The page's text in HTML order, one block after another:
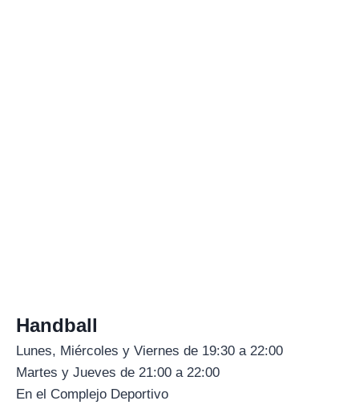
Handball
Lunes, Miércoles y Viernes de 19:30 a 22:00
Martes y Jueves de 21:00 a 22:00
En el Complejo Deportivo